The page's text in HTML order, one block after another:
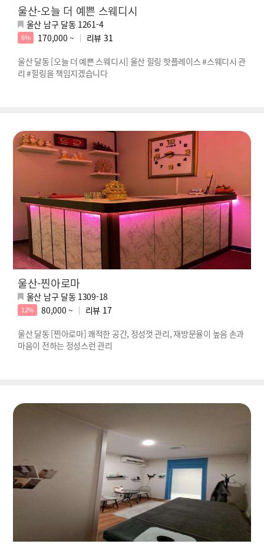
울산-오늘 더 예쁜 스웨디시
울산 남구 달동 1261-4
6% 170,000 ~ 리뷰 31
울산 달동 [오늘 더 예쁜 스웨디시] 울산 힐링 핫플레이스 #스웨디시 관
리 #힐링을 책임지겠습니다
울산-찐아로마
울산 남구 달동 1309-18
12% 80,000 ~ 리뷰 17
울산 달동 [찐아로마] 쾌적한 공간, 정성껏 관리, 재방문율이 높음 손과
마음이 전하는 정성스런 관리